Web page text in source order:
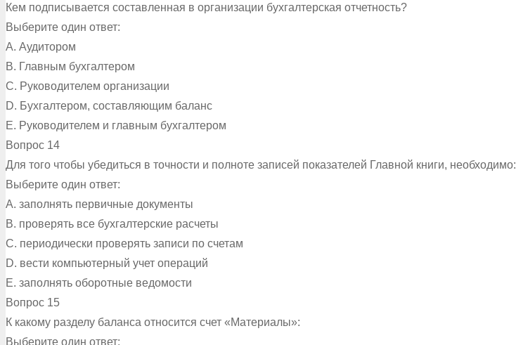
Кем подписывается составленная в организации бухгалтерская отчетность?
Выберите один ответ:
A. Аудитором
B. Главным бухгалтером
C. Руководителем организации
D. Бухгалтером, составляющим баланс
E. Руководителем и главным бухгалтером
Вопрос 14
Для того чтобы убедиться в точности и полноте записей показателей Главной книги, необходимо:
Выберите один ответ:
A. заполнять первичные документы
B. проверять все бухгалтерские расчеты
C. периодически проверять записи по счетам
D. вести компьютерный учет операций
E. заполнять оборотные ведомости
Вопрос 15
К какому разделу баланса относится счет «Материалы»:
Выберите один ответ: